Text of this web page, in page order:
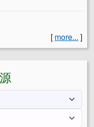
[ more... ]